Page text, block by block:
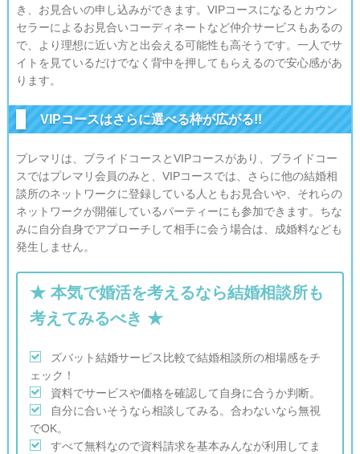
き、お見合いの申し込みができます。VIPコースになるとカウン
セラーによるお見合いコーディネートなど仲介サービスもあるの
で、より理想に近い方と出会える可能性も高そうです。一人でサ
イトを見ているだけでなく背中を押してもらえるので安心感があ
ります。
VIPコースはさらに選べる枠が広がる!!
プレマリは、ブライドコースとVIPコースがあり、ブライドコー
スではプレマリ会員のみと、VIPコースでは、さらに他の結婚相
談所のネットワークに登録している人ともお見合いや、それらの
ネットワークが開催しているパーティーにも参加できます。ちな
みに自分自身でアプローチして相手に会う場合は、成婚料なども
発生しません。
★ 本気で婚活を考えるなら結婚相談所も
考えてみるべき ★

ズバット結婚サービス比較で結婚相談所の相場感をチ
ェック！
 資料でサービスや価格を確認して自身に合うか判断。

自分に合いそうなら相談してみる。合わないなら無視
でOK。

すべて無料なので資料請求を基本みんなが利用してま